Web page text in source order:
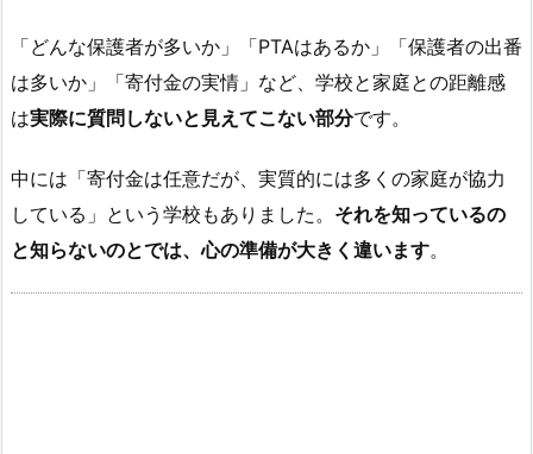
「どんな保護者が多いか」「PTAはあるか」「保護者の出番
は多いか」「寄付金の実情」など、学校と家庭との距離感
は実際に質問しないと見えてこない部分です。
中には「寄付金は任意だが、実質的には多くの家庭が協力
している」という学校もありました。 それを知っているの
と知らないのとでは、心の準備が大きく違います。